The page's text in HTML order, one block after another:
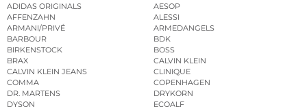
ADIDAS ORIGINALS
AESOP
AFFENZAHN
ALESSI
ARMANI/PRIVÉ
ARMEDANGELS
BARBOUR
BDK
BIRKENSTOCK
BOSS
BRAX
CALVIN KLEIN
CALVIN KLEIN JEANS
CLINIQUE
COMMA
COPENHAGEN
DR. MARTENS
DRYKORN
DYSON
ECOALF